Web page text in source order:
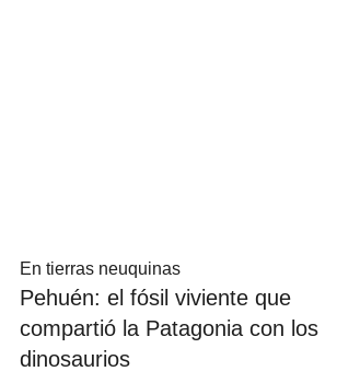
En tierras neuquinas
Pehuén: el fósil viviente que
compartió la Patagonia con los
dinosaurios